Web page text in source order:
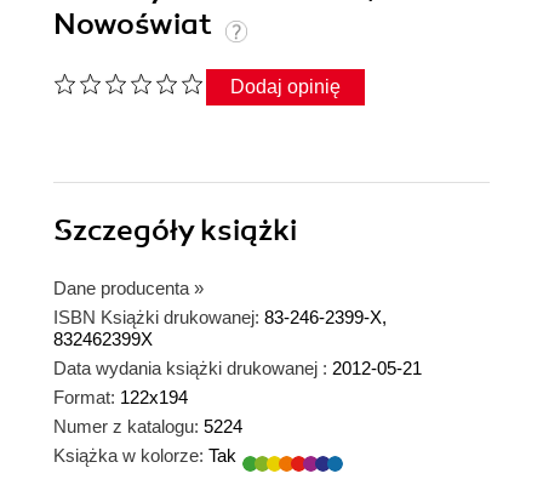
Nowoświat
Dodaj opinię
Szczegółyksiążki
Dane producenta »
ISBN Książki drukowanej: 83-246-2399-X,
832462399X
Data wydania książki drukowanej : 2012-05-21
Format: 122x194
Numer z katalogu: 5224
Książka w kolorze: Tak